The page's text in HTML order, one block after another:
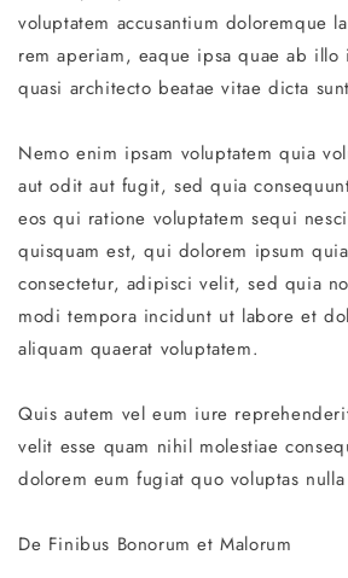
voluptatem accusantium doloremque
rem aperiam, eaque ipsa quae ab
quasi architecto beatae vitae dicta
Nemo enim ipsam voluptatem quia
aut odit aut fugit, sed quia
eos qui ratione voluptatem sequi
quisquam est, qui dolorem ipsum
consectetur, adipisci velit, sed quia
modi tempora incidunt ut labore et
aliquam quaerat voluptatem.
Quis autem vel eum iure
velit esse quam nihil molestiae
dolorem eum fugiat quo voluptas
De Finibus Bonorum et Malorum